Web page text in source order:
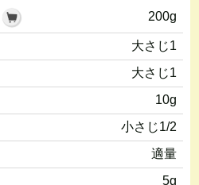
200g
大さじ1
大さじ1
10g
小さじ1/2
適量
5g